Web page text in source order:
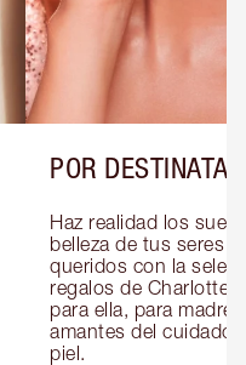
POR
Haz realidad los
belleza de tus seres
queridos con la
regalos de Charlotte
para ella, para
amantes del cuidado
piel.